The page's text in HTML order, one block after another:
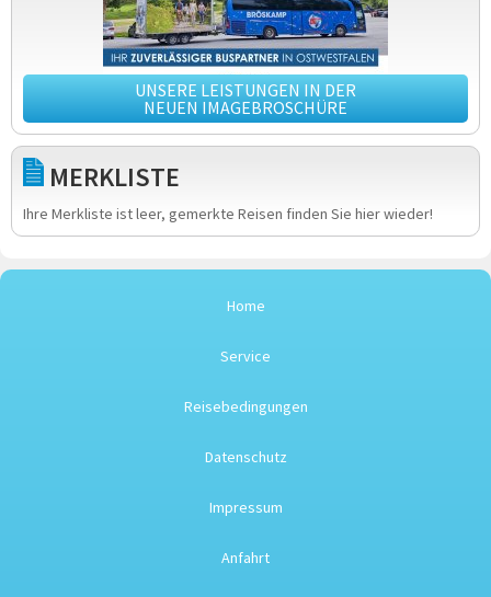
UNSERE LEISTUNGEN IN DER
NEUEN IMAGEBROSCHÜRE
MERKLISTE
Ihre Merkliste ist leer, gemerkte Reisen finden Sie hier wieder!
Home
Service
Reisebedingungen
Datenschutz
Impressum
Anfahrt